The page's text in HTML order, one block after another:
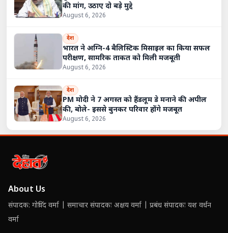
की मांग, उठाए दो बड़े मुद्दे
August 6, 2026
देश
भारत ने अग्नि-4 बैलिस्टिक मिसाइल का किया सफल
परीक्षण, सामरिक ताकत को मिली मजबूती
August 6, 2026
देश
PM मोदी ने 7 अगस्त को हैंडलूम डे मनाने की अपील
की, बोले- इससे बुनकर परिवार होंगे मजबूत
August 6, 2026
About Us
संपादक: गोविंद वर्मा | समाचार संपादकः अक्षय वर्मा | प्रबंध संपादकः यश वर्धन
वर्मा